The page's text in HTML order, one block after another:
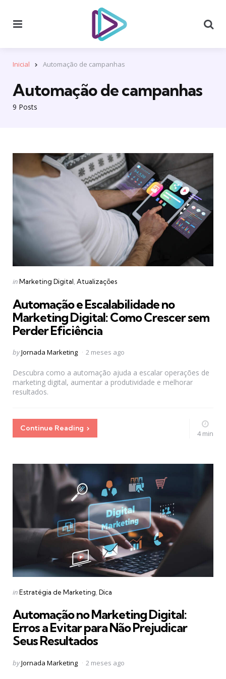
Inicial Automação de campanhas
9 Posts
Automação de campanhas
Categories
Posted
inMarketing Digital Atualizações
Automação e Escalabilidade no
Marketing Digital: Como Crescer sem
Perder Eficiência
Posted
byJornada Marketing 2 meses ago
Descubra como a automação ajuda a escalar operações de
marketing digital, aumentar a produtividade e melhorar
resultados.
Continue Reading
4 min
Categories
Posted
inEstratégia de Marketing Dica
Automação no Marketing Digital:
Erros a Evitar para Não Prejudicar
Seus Resultados
Posted
byJornada Marketing 2 meses ago